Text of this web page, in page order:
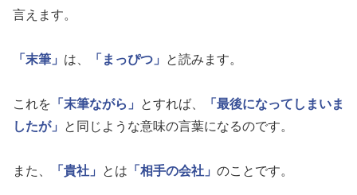
言えます。
「末筆」 は、 「まっぴつ」 と読みます。
これを 「末筆ながら」 とすれば、
「最後になってしまいま
したが」
と同じような意味の言葉になるのです。
また、 「貴社」 とは 「相手の会社」 のことです。